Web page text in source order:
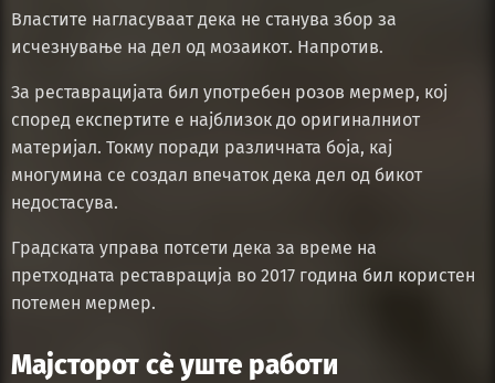
Властите нагласуваат дека не станува збор за
исчезнување на дел од мозаикот. Напротив.
За реставрацијата бил употребен розов мермер, кој
според експертите е најблизок до оригиналниот
материјал. Токму поради различната боја, кај
многумина се создал впечаток дека дел од бикот
недостасува.
Градската управа потсети дека за време на
претходната реставрација во 2017 година бил користен
потемен мермер.
Мајсторот сè уште работи